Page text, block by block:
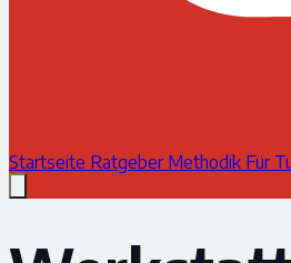
Startseite Ratgeber Methodik Für